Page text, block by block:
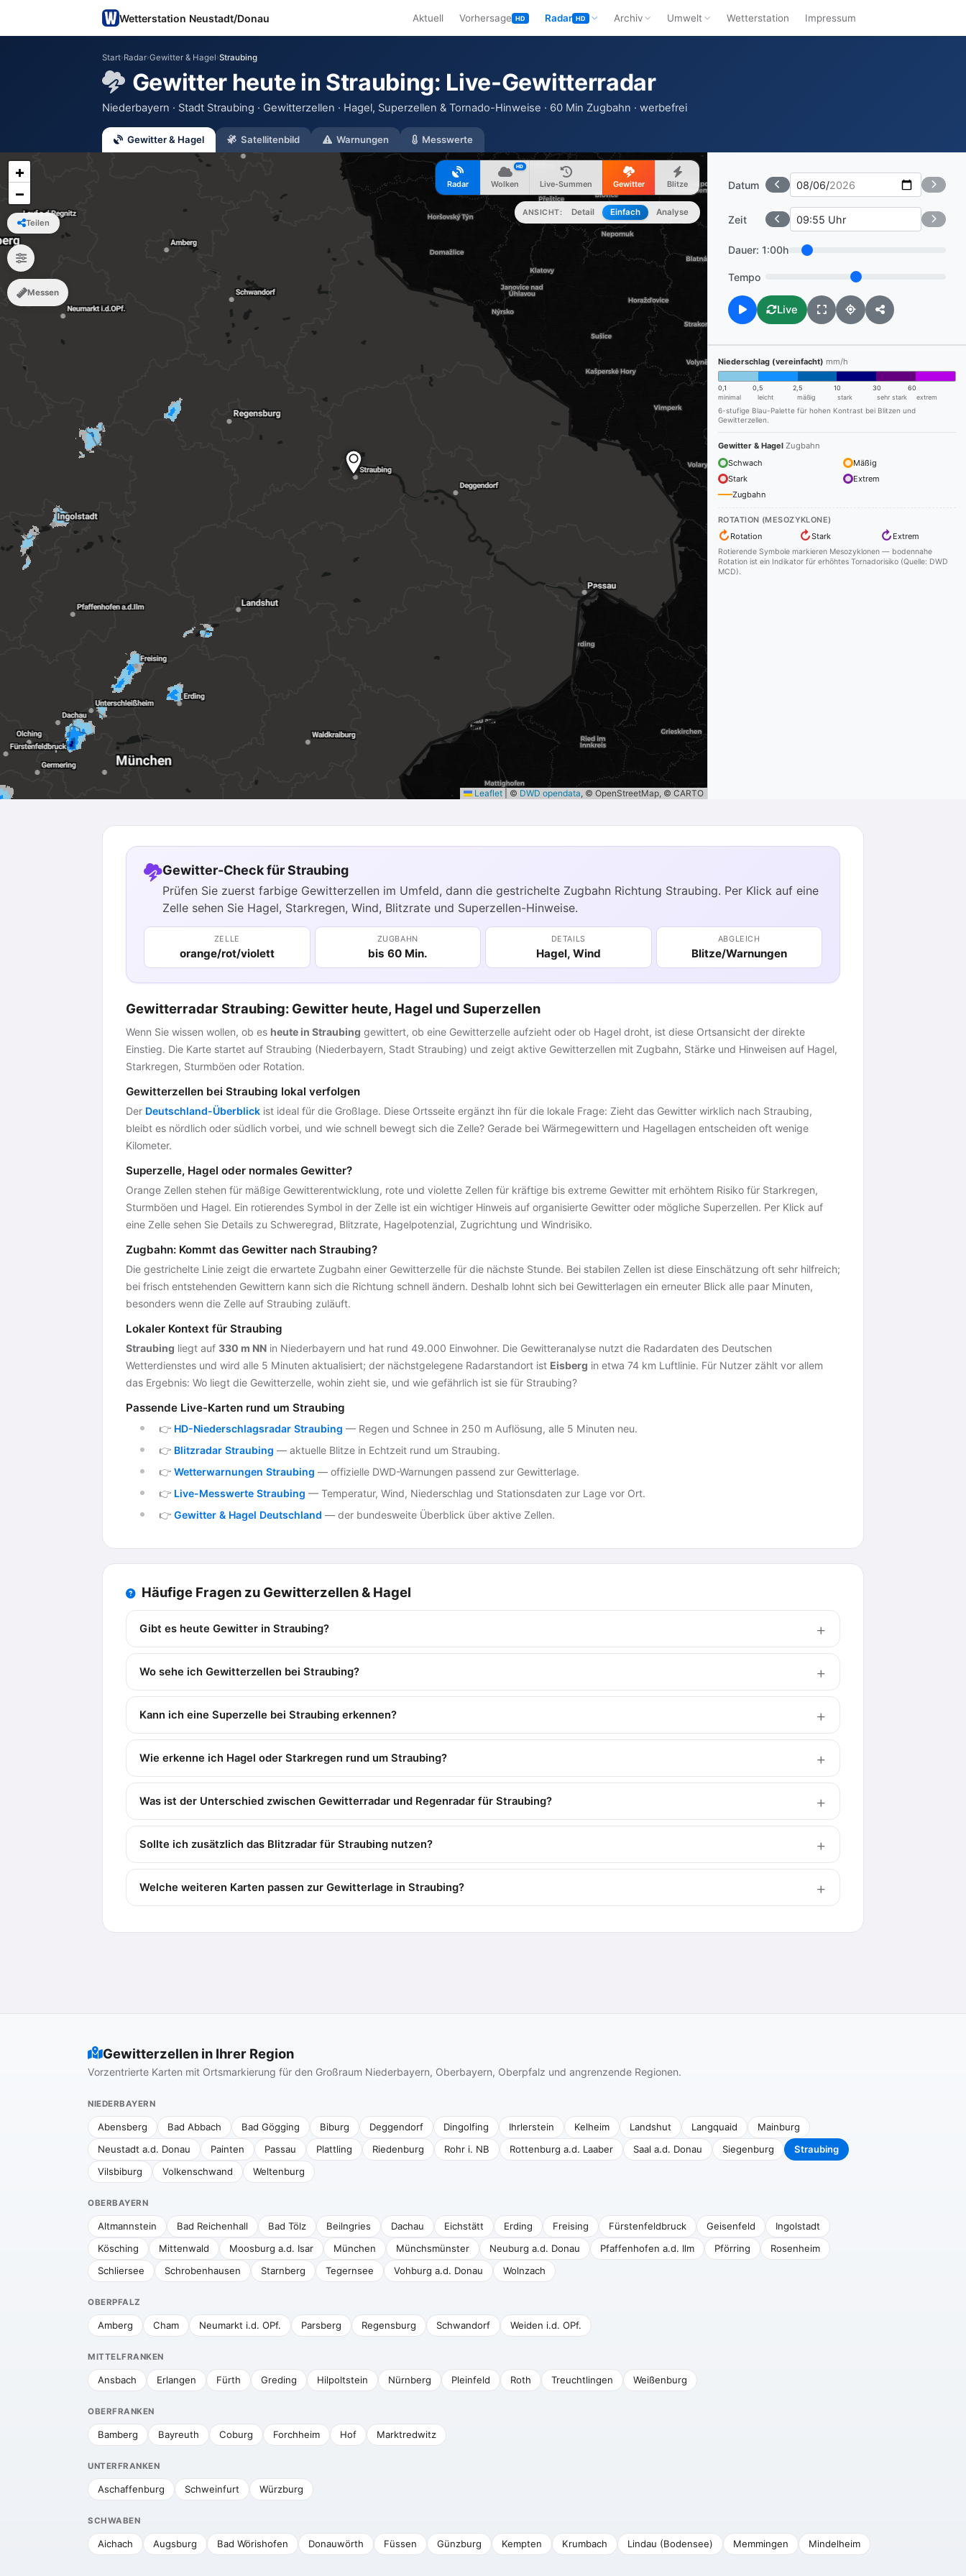
Wetterstation Neustadt/Donau Aktuell Vorhersage HD Radar HD Archiv Umwelt Wetterstation Impressum
Start›Radar›Gewitter & Hagel›Straubing
Gewitter heute in Straubing: Live-Gewitterradar
Niederbayern · Stadt Straubing · Gewitterzellen · Hagel, Superzellen & Tornado-Hinweise · 60 Min Zugbahn · werbefrei
Gewitter & Hagel Satellitenbild Warnungen Messwerte
Radar Wolken
HD
Live-Summen Gewitter Blitze
Messen
ANSICHT: Detail Einfach
Analyse
Teilen
+
−
Leaflet © DWD opendata, © OpenStreetMap, © CARTO
Datum
Zeit
Dauer: 1:00h
Tempo
Live
Niederschlag (vereinfacht) mm/h
0,1 0,5 2,5 10 30
60
minimal
leicht mäßig stark sehr stark extrem
6-stufige Blau-Palette für hohen Kontrast bei Blitzen und
Gewitterzellen.
Gewitter & Hagel Zugbahn
Schwach
Mäßig
Stark
Extrem
Zugbahn
ROTATION (MESOZYKLONE)
↻ Rotation ↻Stark ↻ Extrem
Rotierende Symbole markieren Mesozyklonen — bodennahe
Rotation ist ein Indikator für erhöhtes Tornadorisiko (Quelle: DWD
MCD).
Gewitter-Check für Straubing
Prüfen Sie zuerst farbige Gewitterzellen im Umfeld, dann die gestrichelte Zugbahn Richtung Straubing. Per Klick auf eine
Zelle sehen Sie Hagel, Starkregen, Wind, Blitzrate und Superzellen-Hinweise.
ZELLE
orange/rot/violett
ZUGBAHN
bis 60 Min.
DETAILS
Hagel, Wind
ABGLEICH
Blitze/Warnungen
Gewitterradar Straubing: Gewitter heute, Hagel und Superzellen
Wenn Sie wissen wollen, ob es heute in Straubing gewittert, ob eine Gewitterzelle aufzieht oder ob Hagel droht, ist diese Ortsansicht der direkte
Einstieg. Die Karte startet auf Straubing (Niederbayern, Stadt Straubing) und zeigt aktive Gewitterzellen mit Zugbahn, Stärke und Hinweisen auf Hagel,
Starkregen, Sturmböen oder Rotation.
Gewitterzellen bei Straubing lokal verfolgen
Der Deutschland-Überblick ist ideal für die Großlage. Diese Ortsseite ergänzt ihn für die lokale Frage: Zieht das Gewitter wirklich nach Straubing,
bleibt es nördlich oder südlich vorbei, und wie schnell bewegt sich die Zelle? Gerade bei Wärmegewittern und Hagellagen entscheiden oft wenige
Kilometer.
Superzelle, Hagel oder normales Gewitter?
Orange Zellen stehen für mäßige Gewitterentwicklung, rote und violette Zellen für kräftige bis extreme Gewitter mit erhöhtem Risiko für Starkregen,
Sturmböen und Hagel. Ein rotierendes Symbol in der Zelle ist ein wichtiger Hinweis auf organisierte Gewitter oder mögliche Superzellen. Per Klick auf
eine Zelle sehen Sie Details zu Schweregrad, Blitzrate, Hagelpotenzial, Zugrichtung und Windrisiko.
Zugbahn: Kommt das Gewitter nach Straubing?
Die gestrichelte Linie zeigt die erwartete Zugbahn einer Gewitterzelle für die nächste Stunde. Bei stabilen Zellen ist diese Einschätzung oft sehr hilfreich;
bei frisch entstehenden Gewittern kann sich die Richtung schnell ändern. Deshalb lohnt sich bei Gewitterlagen ein erneuter Blick alle paar Minuten,
besonders wenn die Zelle auf Straubing zuläuft.
Lokaler Kontext für Straubing
Straubing liegt auf 330 m NN in Niederbayern und hat rund 49.000 Einwohner. Die Gewitteranalyse nutzt die Radardaten des Deutschen
Wetterdienstes und wird alle 5 Minuten aktualisiert; der nächstgelegene Radarstandort ist Eisberg in etwa 74 km Luftlinie. Für Nutzer zählt vor allem
das Ergebnis: Wo liegt die Gewitterzelle, wohin zieht sie, und wie gefährlich ist sie für Straubing?
Passende Live-Karten rund um Straubing
👉 HD-Niederschlagsradar Straubing — Regen und Schnee in 250 m Auflösung, alle 5 Minuten neu.
👉 Blitzradar Straubing — aktuelle Blitze in Echtzeit rund um Straubing.
👉 Wetterwarnungen Straubing — offizielle DWD-Warnungen passend zur Gewitterlage.
👉 Live-Messwerte Straubing — Temperatur, Wind, Niederschlag und Stationsdaten zur Lage vor Ort.
👉 Gewitter & Hagel Deutschland — der bundesweite Überblick über aktive Zellen.
Häufige Fragen zu Gewitterzellen & Hagel
Gibt es heute Gewitter in Straubing?
Wo sehe ich Gewitterzellen bei Straubing?
Kann ich eine Superzelle bei Straubing erkennen?
Wie erkenne ich Hagel oder Starkregen rund um Straubing?
Was ist der Unterschied zwischen Gewitterradar und Regenradar für Straubing?
Sollte ich zusätzlich das Blitzradar für Straubing nutzen?
Welche weiteren Karten passen zur Gewitterlage in Straubing?
Gewitterzellen in Ihrer Region
Vorzentrierte Karten mit Ortsmarkierung für den Großraum Niederbayern, Oberbayern, Oberpfalz und angrenzende Regionen.
NIEDERBAYERN
Abensberg Bad Abbach Bad Gögging Biburg Deggendorf Dingolfing Ihrlerstein Kelheim Landshut Langquaid
Mainburg
Neustadt a.d. Donau
Painten Passau Plattling Riedenburg Rohr i. NB Rottenburg a.d. Laaber Saal a.d. Donau Siegenburg
Straubing
Vilsbiburg
Volkenschwand Weltenburg
OBERBAYERN
Altmannstein Bad Reichenhall Bad Tölz Beilngries Dachau Eichstätt Erding Freising Fürstenfeldbruck Geisenfeld
Ingolstadt
Kösching
Mittenwald Moosburg a.d. Isar München Münchsmünster Neuburg a.d. Donau Pfaffenhofen a.d. Ilm Pförring
Rosenheim
Schliersee
Schrobenhausen Starnberg Tegernsee Vohburg a.d. Donau Wolnzach
OBERPFALZ
Amberg Cham Neumarkt i.d. OPf. Parsberg Regensburg Schwandorf Weiden i.d. OPf.
MITTELFRANKEN
Ansbach Erlangen Fürth Greding Hilpoltstein Nürnberg Pleinfeld Roth Treuchtlingen Weißenburg
OBERFRANKEN
Bamberg Bayreuth Coburg Forchheim Hof Marktredwitz
UNTERFRANKEN
Aschaffenburg Schweinfurt Würzburg
SCHWABEN
Aichach Augsburg Bad Wörishofen Donauwörth Füssen Günzburg Kempten Krumbach Lindau (Bodensee) Memmingen Mindelheim